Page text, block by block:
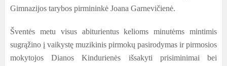
Gimnazijos tarybos pirmininkė Joana Garnevičienė.
Šventės metu visus abiturientus kelioms minutėms mintimis
sugrąžino į vaikystę muzikinis pirmokų pasirodymas ir pirmosios
mokytojos Dianos Kindurienės išsakyti prisiminimai bei